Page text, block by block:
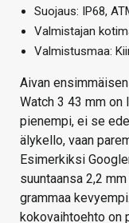
Suojaus: IP68,
Valmistajan
Valmistusmaa:
Aivan
Watch 3 43 mm on
pienempi, ei se
älykello, vaan
Esimerkiksi
suuntaansa 2,2
grammaa
kokovaihtoehto on